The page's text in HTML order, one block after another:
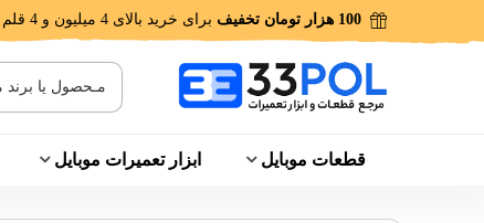
100 هزار تومان تخفیف برای خرید بالای 4 میلیون و 4 قلم کالا!
قطعات موبایل ابزار تعمیرات موبایل